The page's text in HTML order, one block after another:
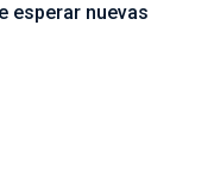
esperar nuevas